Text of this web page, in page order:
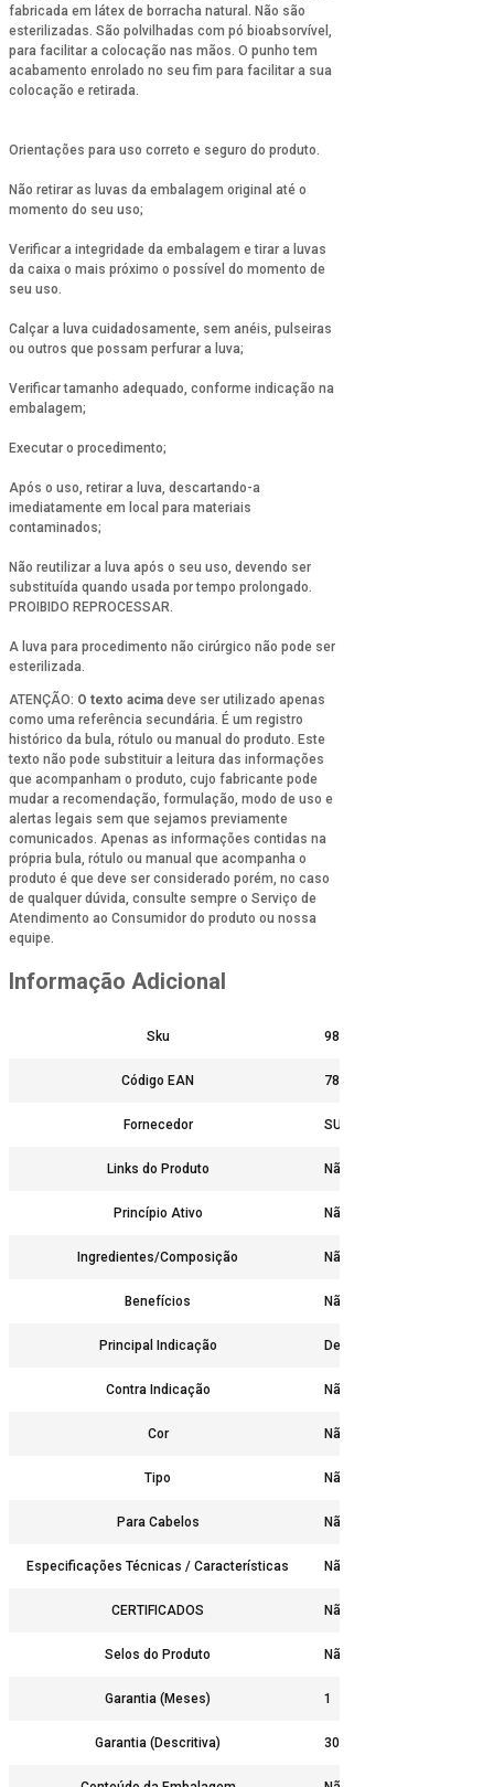
fabricada em látex de borracha natural. Não são
esterilizadas. São polvilhadas com pó bioabsorvível,
para facilitar a colocação nas mãos. O punho tem
acabamento enrolado no seu fim para facilitar a sua
colocação e retirada.
Orientações para uso correto e seguro do produto.
Não retirar as luvas da embalagem original até o
momento do seu uso;
Verificar a integridade da embalagem e tirar a luvas
da caixa o mais próximo o possível do momento de
seu uso.
Calçar a luva cuidadosamente, sem anéis, pulseiras
ou outros que possam perfurar a luva;
Verificar tamanho adequado, conforme indicação na
embalagem;
Executar o procedimento;
Após o uso, retirar a luva, descartando-a
imediatamente em local para materiais
contaminados;
Não reutilizar a luva após o seu uso, devendo ser
substituída quando usada por tempo prolongado.
PROIBIDO REPROCESSAR.
A luva para procedimento não cirúrgico não pode ser
esterilizada.
ATENÇÃO: O texto acima deve ser utilizado apenas
como uma referência secundária. É um registro
histórico da bula, rótulo ou manual do produto. Este
texto não pode substituir a leitura das informações
que acompanham o produto, cujo fabricante pode
mudar a recomendação, formulação, modo de uso e
alertas legais sem que sejamos previamente
comunicados. Apenas as informações contidas na
própria bula, rótulo ou manual que acompanha o
produto é que deve ser considerado porém, no caso
de qualquer dúvida, consulte sempre o Serviço de
Atendimento ao Consumidor do produto ou nossa
equipe.
Informação Adicional
Sku 9854
Código EAN 7898945443036
Fornecedor SUPERMAX
Links do Produto Não
Princípio Ativo Não
Ingredientes/Composição Não
Benefícios Não
Principal Indicação Destinado para exames e
Contra Indicação Não
Cor Não
Tipo Não
Para Cabelos Não
Especificações Técnicas / Características Não
CERTIFICADOS Não
Selos do Produto Não
Garantia (Meses) 1
Garantia (Descritiva) 30 dias contra defeito de